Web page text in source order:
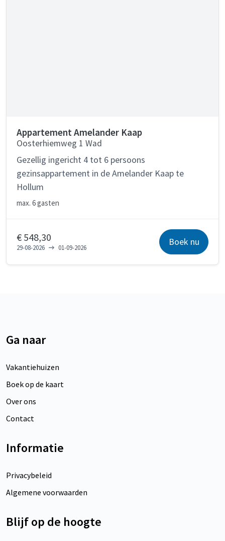
Appartement Amelander Kaap
Oosterhiemweg 1 Wad
Gezellig ingericht 4 tot 6 persoons
gezinsappartement in de Amelander Kaap te
Hollum
max. 6 gasten
€ 548,30
29-08-2026 01-09-2026
Boek nu
Ga naar
Vakantiehuizen
Boek op de kaart
Over ons
Contact
Informatie
Privacybeleid
Algemene voorwaarden
Blijf op de hoogte